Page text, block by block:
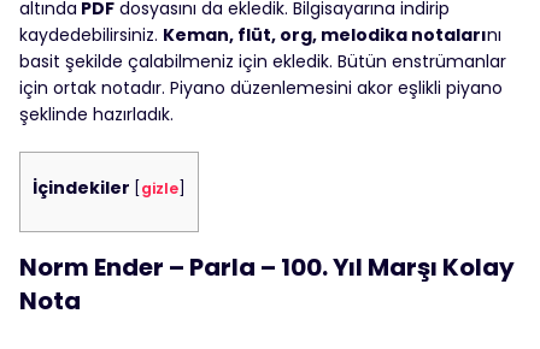
altında PDF dosyasını da ekledik. Bilgisayarına indirip
kaydedebilirsiniz. Keman, flüt, org, melodika notalarını
basit şekilde çalabilmeniz için ekledik. Bütün enstrümanlar
için ortak notadır. Piyano düzenlemesini akor eşlikli piyano
şeklinde hazırladık.
İçindekiler gizle
Norm Ender – Parla – 100. Yıl Marşı Kolay
Nota